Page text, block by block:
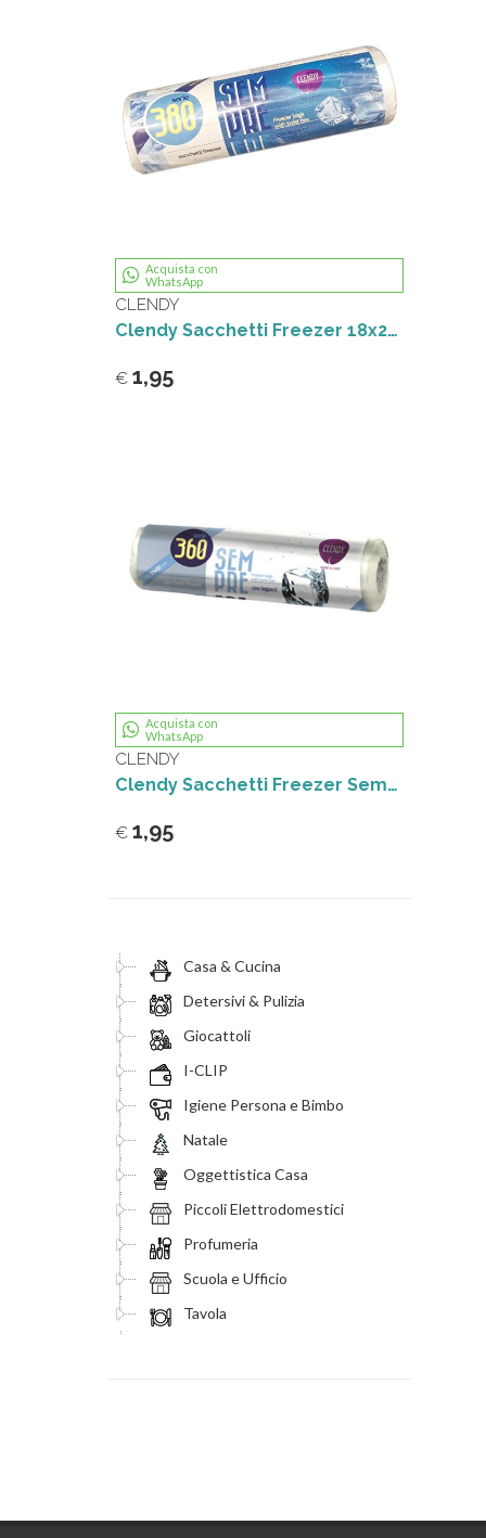
Acquista con
WhatsApp
CLENDY
Clendy Sacchetti Freezer 18x28 380pz
€ 1,95
Acquista con
WhatsApp
CLENDY
Clendy Sacchetti Freezer Sempre Fresko 22x32 360pz
€ 1,95
Casa & Cucina
Detersivi & Pulizia
Giocattoli
I-CLIP
Igiene Persona e Bimbo
Natale
Oggettistica Casa
Piccoli Elettrodomestici
Profumeria
Scuola e Ufficio
Tavola